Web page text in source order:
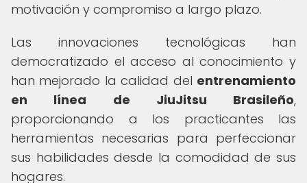
motivación y compromiso a largo plazo.
Las innovaciones tecnológicas han
democratizado el acceso al conocimiento y
han mejorado la calidad del entrenamiento
en línea de JiuJitsu Brasileño,
proporcionando a los practicantes las
herramientas necesarias para perfeccionar
sus habilidades desde la comodidad de sus
hogares.